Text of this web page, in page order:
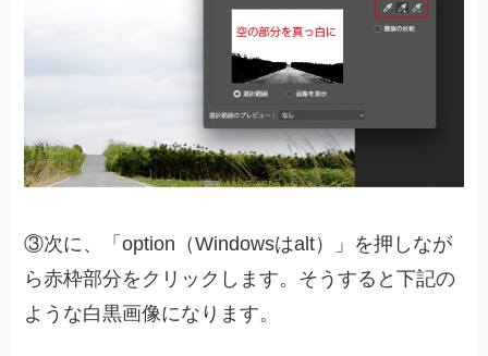
③次に、「option（Windowsはalt）」を押しなが
ら赤枠部分をクリックします。そうすると下記の
ような白黒画像になります。